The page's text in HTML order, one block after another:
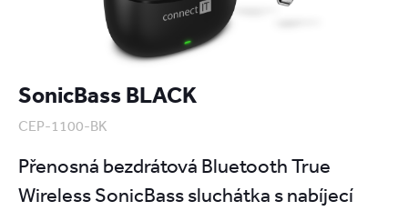
SonicBass BLACK
CEP-1100-BK
Přenosná bezdrátová Bluetooth True
Wireless SonicBass sluchátka s nabíjecí